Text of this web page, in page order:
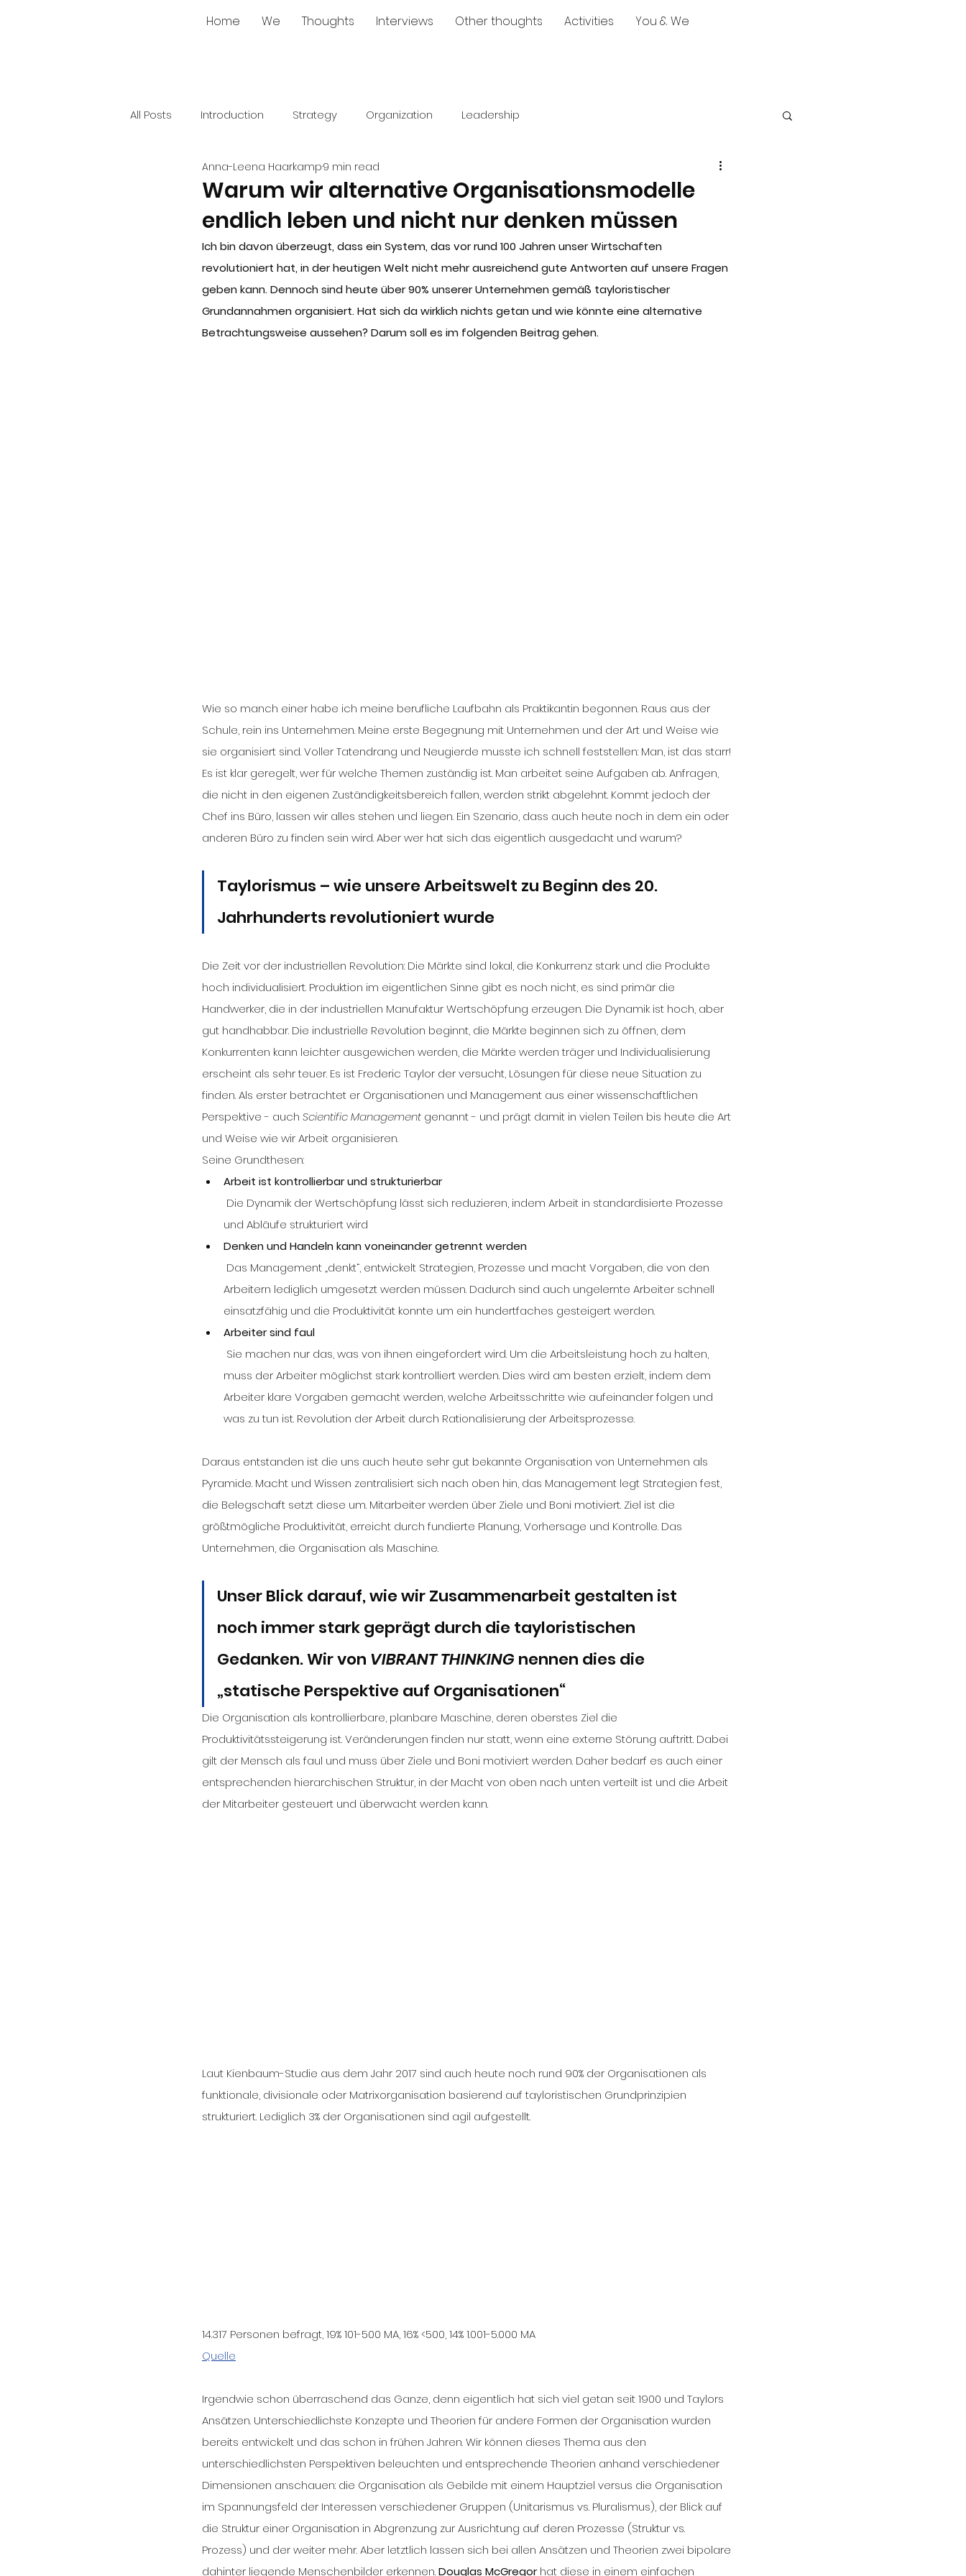
Home We Thoughts Interviews Other thoughts Activities You & We
All Posts Introduction Strategy Organization Leadership
Warum wir alternative Organisationsmodelle
endlich leben und nicht nur denken müssen
Anna-Leena Haarkamp9 min read
Ich bin davon überzeugt, dass ein System, das vor rund 100 Jahren unser Wirtschaften
revolutioniert hat, in der heutigen Welt nicht mehr ausreichend gute Antworten auf unsere Fragen
geben kann. Dennoch sind heute über 90% unserer Unternehmen gemäß tayloristischer
Grundannahmen organisiert. Hat sich da wirklich nichts getan und wie könnte eine alternative
Betrachtungsweise aussehen? Darum soll es im folgenden Beitrag gehen.
Wie so manch einer habe ich meine berufliche Laufbahn als Praktikantin begonnen. Raus aus der
Schule, rein ins Unternehmen. Meine erste Begegnung mit Unternehmen und der Art und Weise wie
sie organisiert sind. Voller Tatendrang und Neugierde musste ich schnell feststellen: Man, ist das starr!
Es ist klar geregelt, wer für welche Themen zuständig ist. Man arbeitet seine Aufgaben ab. Anfragen,
die nicht in den eigenen Zuständigkeitsbereich fallen, werden strikt abgelehnt. Kommt jedoch der
Chef ins Büro, lassen wir alles stehen und liegen. Ein Szenario, dass auch heute noch in dem ein oder
anderen Büro zu finden sein wird. Aber wer hat sich das eigentlich ausgedacht und warum?
Taylorismus – wie unsere Arbeitswelt zu Beginn des 20.
Jahrhunderts revolutioniert wurde
Die Zeit vor der industriellen Revolution: Die Märkte sind lokal, die Konkurrenz stark und die Produkte
hoch individualisiert. Produktion im eigentlichen Sinne gibt es noch nicht, es sind primär die
Handwerker, die in der industriellen Manufaktur Wertschöpfung erzeugen. Die Dynamik ist hoch, aber
gut handhabbar. Die industrielle Revolution beginnt, die Märkte beginnen sich zu öffnen, dem
Konkurrenten kann leichter ausgewichen werden, die Märkte werden träger und Individualisierung
erscheint als sehr teuer. Es ist Frederic Taylor der versucht, Lösungen für diese neue Situation zu
finden. Als erster betrachtet er Organisationen und Management aus einer wissenschaftlichen
Perspektive - auch Scientific Management genannt - und prägt damit in vielen Teilen bis heute die Art
und Weise wie wir Arbeit organisieren.
Seine Grundthesen:
Arbeit ist kontrollierbar und strukturierbar
und Abläufe strukturiert wird
Denken und Handeln kann voneinander getrennt werden
Arbeitern lediglich umgesetzt werden müssen. Dadurch sind auch ungelernte Arbeiter schnell
einsatzfähig und die Produktivität konnte um ein hundertfaches gesteigert werden.
Arbeiter sind faul
muss der Arbeiter möglichst stark kontrolliert werden. Dies wird am besten erzielt, indem dem
Arbeiter klare Vorgaben gemacht werden, welche Arbeitsschritte wie aufeinander folgen und
was zu tun ist. Revolution der Arbeit durch Rationalisierung der Arbeitsprozesse.
Daraus entstanden ist die uns auch heute sehr gut bekannte Organisation von Unternehmen als
Pyramide. Macht und Wissen zentralisiert sich nach oben hin, das Management legt Strategien fest,
die Belegschaft setzt diese um. Mitarbeiter werden über Ziele und Boni motiviert. Ziel ist die
größtmögliche Produktivität, erreicht durch fundierte Planung, Vorhersage und Kontrolle. Das
Unternehmen, die Organisation als Maschine.
Unser Blick darauf, wie wir Zusammenarbeit gestalten ist
noch immer stark geprägt durch die tayloristischen
Gedanken. Wir von VIBRANT THINKING nennen dies die
„statische Perspektive auf Organisationen“
Die Organisation als kontrollierbare, planbare Maschine, deren oberstes Ziel die
Produktivitätssteigerung ist. Veränderungen finden nur statt, wenn eine externe Störung auftritt. Dabei
gilt der Mensch als faul und muss über Ziele und Boni motiviert werden. Daher bedarf es auch einer
entsprechenden hierarchischen Struktur, in der Macht von oben nach unten verteilt ist und die Arbeit
der Mitarbeiter gesteuert und überwacht werden kann.
Laut Kienbaum-Studie aus dem Jahr 2017 sind auch heute noch rund 90% der Organisationen als
funktionale, divisionale oder Matrixorganisation basierend auf tayloristischen Grundprinzipien
strukturiert. Lediglich 3% der Organisationen sind agil aufgestellt.
14.317 Personen befragt, 19% 101-500 MA, 16% <500, 14% 1.001-5.000 MA
Quelle
Irgendwie schon überraschend das Ganze, denn eigentlich hat sich viel getan seit 1900 und Taylors
Ansätzen. Unterschiedlichste Konzepte und Theorien für andere Formen der Organisation wurden
bereits entwickelt und das schon in frühen Jahren. Wir können dieses Thema aus den
unterschiedlichsten Perspektiven beleuchten und entsprechende Theorien anhand verschiedener
Dimensionen anschauen: die Organisation als Gebilde mit einem Hauptziel versus die Organisation
im Spannungsfeld der Interessen verschiedener Gruppen (Unitarismus vs. Pluralismus), der Blick auf
die Struktur einer Organisation in Abgrenzung zur Ausrichtung auf deren Prozesse (Struktur vs.
Prozess) und der weiter mehr. Aber letztlich lassen sich bei allen Ansätzen und Theorien zwei bipolare
dahinter liegende Menschenbilder erkennen. Douglas McGregor hat diese in einem einfachen